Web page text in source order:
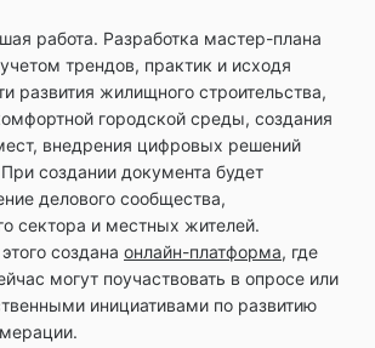
работа. Разработка мастер-плана
трендов, практик и исходя
развития жилищного строительства,
городской среды, создания
внедрения цифровых решений
создании документа будет
делового сообщества,
сектора и местных жителей.
создана онлайн-платформа, где
могут поучаствовать в опросе или
инициативами по развитию